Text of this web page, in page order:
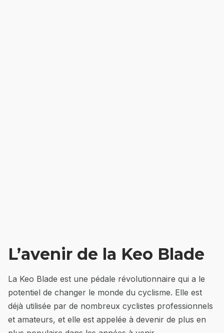
L’avenir de la Keo Blade
La Keo Blade est une pédale révolutionnaire qui a le
potentiel de changer le monde du cyclisme. Elle est
déjà utilisée par de nombreux cyclistes professionnels
et amateurs, et elle est appelée à devenir de plus en